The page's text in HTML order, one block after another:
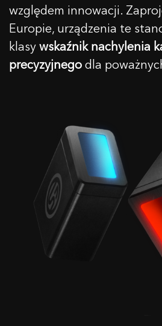
względem innowacji.
Europie, urządzenia te
klasy wskaźnik nachylenia
precyzyjnego dla